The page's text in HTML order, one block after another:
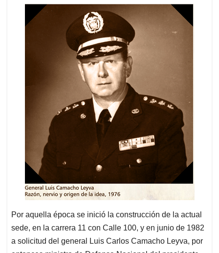
Por aquella época se inició la construcción de la actual
sede, en la carrera 11 con Calle 100, y en junio de 1982
a solicitud del general Luis Carlos Camacho Leyva, por